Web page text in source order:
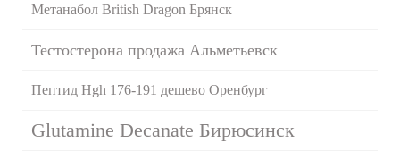
Метанабол British Dragon Брянск
Тестостерона продажа Альметьевск
Пептид Hgh 176-191 дешево Оренбург
Glutamine Decanate Бирюсинск